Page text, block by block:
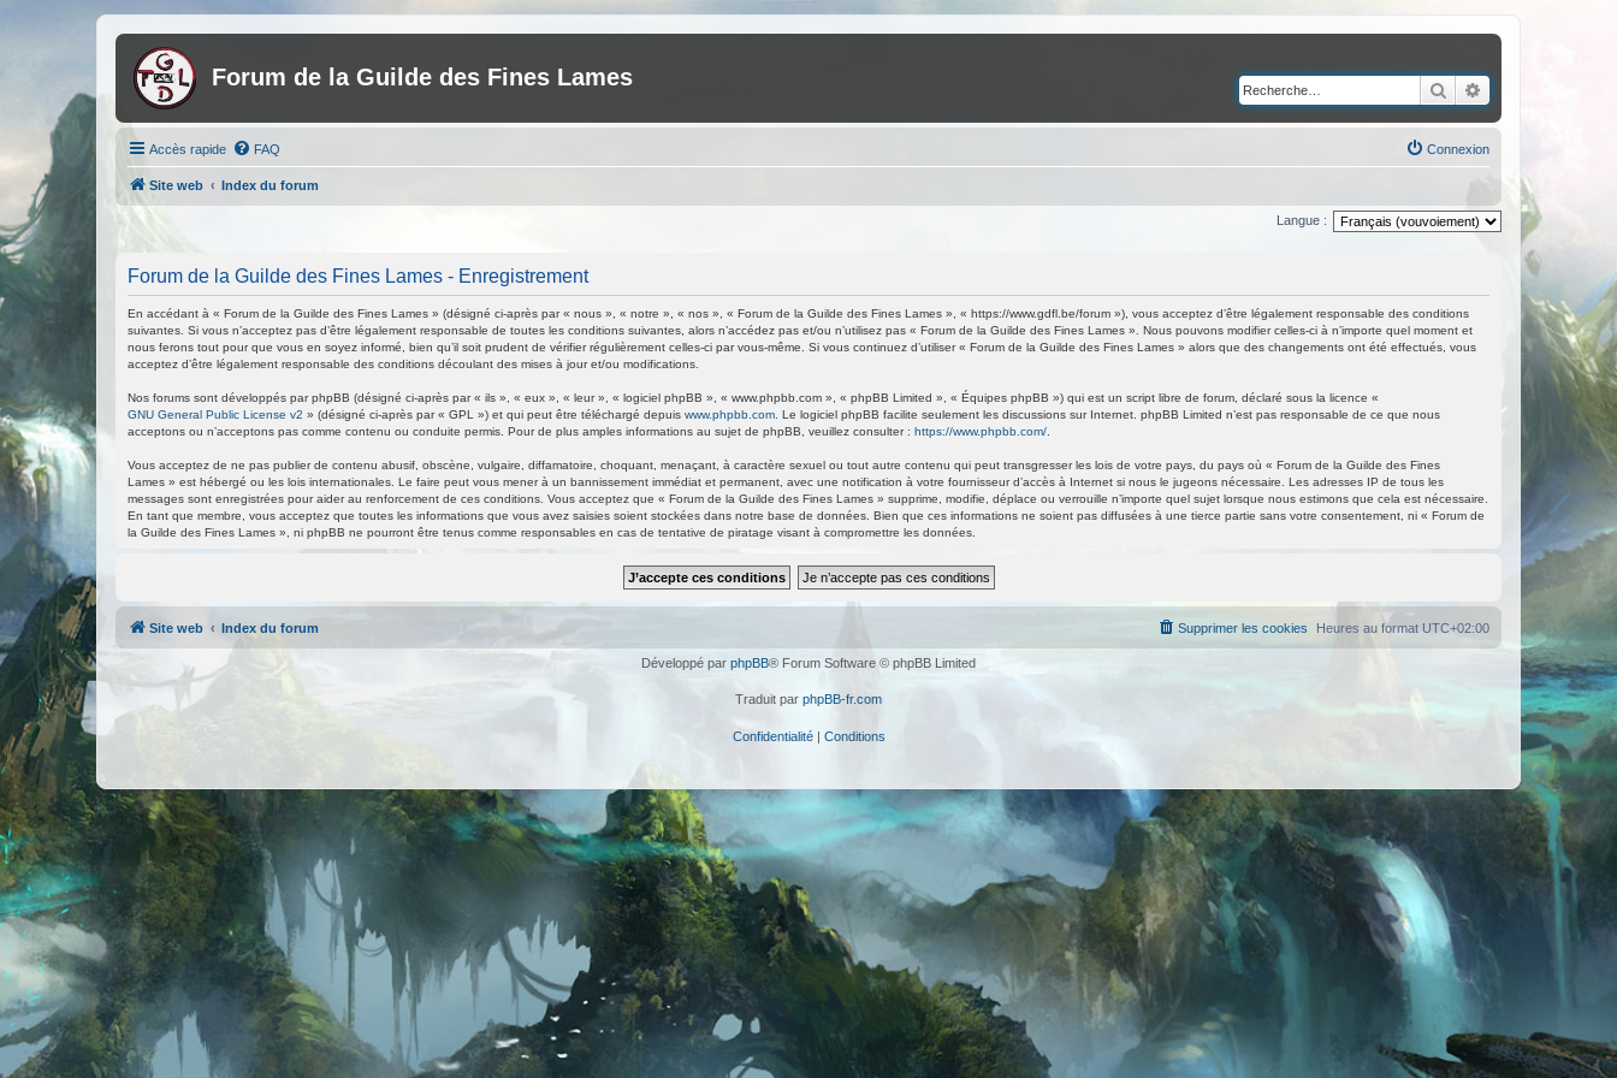
Forum de la Guilde des Fines Lames Rechercher
Accès rapide FAQ Connexion
Site web Index du forum
Langue :
Forum de la Guilde des Fines Lames - Enregistrement
En accédant à « Forum de la Guilde des Fines Lames » (désigné ci-après par « nous », « notre », « nos », « Forum de la Guilde des Fines Lames », « https://www.gdfl.be/forum »), vous acceptez d’être légalement responsable des conditions
suivantes. Si vous n’acceptez pas d’être légalement responsable de toutes les conditions suivantes, alors n’accédez pas et/ou n’utilisez pas « Forum de la Guilde des Fines Lames ». Nous pouvons modifier celles-ci à n’importe quel moment et
nous ferons tout pour que vous en soyez informé, bien qu’il soit prudent de vérifier régulièrement celles-ci par vous-même. Si vous continuez d’utiliser « Forum de la Guilde des Fines Lames » alors que des changements ont été effectués, vous
acceptez d’être légalement responsable des conditions découlant des mises à jour et/ou modifications.
Nos forums sont développés par phpBB (désigné ci-après par « ils », « eux », « leur », « logiciel phpBB », « www.phpbb.com », « phpBB Limited », « Équipes phpBB ») qui est un script libre de forum, déclaré sous la licence «
GNU General Public License v2 » (désigné ci-après par « GPL ») et qui peut être téléchargé depuis www.phpbb.com . Le logiciel phpBB facilite seulement les discussions sur Internet. phpBB Limited n’est pas responsable de ce que nous
acceptons ou n’acceptons pas comme contenu ou conduite permis. Pour de plus amples informations au sujet de phpBB, veuillez consulter : https://www.phpbb.com/
Vous acceptez de ne pas publier de contenu abusif, obscène, vulgaire, diffamatoire, choquant, menaçant, à caractère sexuel ou tout autre contenu qui peut transgresser les lois de votre pays, du pays où « Forum de la Guilde des Fines
Lames » est hébergé ou les lois internationales. Le faire peut vous mener à un bannissement immédiat et permanent, avec une notification à votre fournisseur d’accès à Internet si nous le jugeons nécessaire. Les adresses IP de tous les
messages sont enregistrées pour aider au renforcement de ces conditions. Vous acceptez que « Forum de la Guilde des Fines Lames » supprime, modifie, déplace ou verrouille n’importe quel sujet lorsque nous estimons que cela est nécessaire.
En tant que membre, vous acceptez que toutes les informations que vous avez saisies soient stockées dans notre base de données. Bien que ces informations ne soient pas diffusées à une tierce partie sans votre consentement, ni « Forum de
la Guilde des Fines Lames », ni phpBB ne pourront être tenus comme responsables en cas de tentative de piratage visant à compromettre les données.
Site web Index du forum Heures au format UTC+02:00
Supprimer les cookies
Développé par phpBB® Forum Software © phpBB Limited
Traduit par phpBB-fr.com
Confidentialité| Conditions